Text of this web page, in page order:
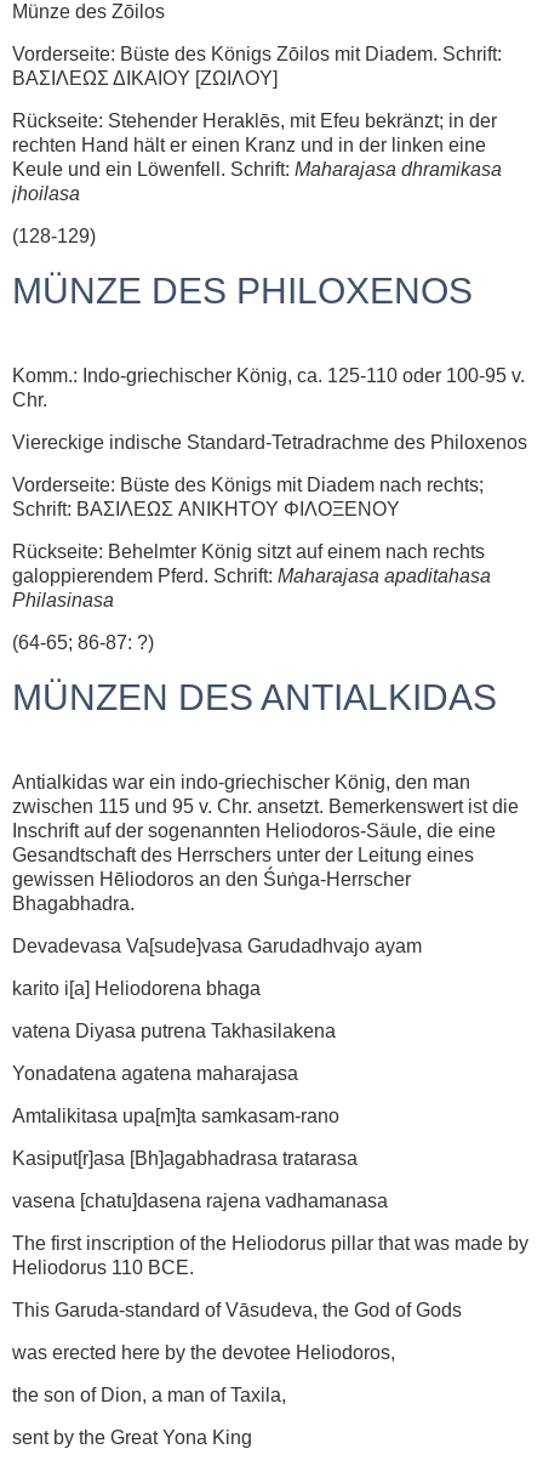
Münze des Zōilos
Vorderseite: Büste des Königs Zōilos mit Diadem. Schrift:
ΒΑΣΙΛΕΩΣ ΔΙΚAIOY [ΖΩIΛOY]
Rückseite: Stehender Heraklēs, mit Efeu bekränzt; in der
rechten Hand hält er einen Kranz und in der linken eine
Keule und ein Löwenfell. Schrift: Maharajasa dhramikasa
jhoilasa
(128-129)
MÜNZE DES PHILOXENOS
Komm.: Indo-griechischer König, ca. 125-110 oder 100-95 v.
Chr.
Viereckige indische Standard-Tetradrachme des Philoxenos
Vorderseite: Büste des Königs mit Diadem nach rechts;
Schrift: ΒΑΣΙΛΕΩΣ ANΙΚΗTOY ΦIΛOΞENOY
Rückseite: Behelmter König sitzt auf einem nach rechts
galoppierendem Pferd. Schrift: Maharajasa apaditahasa
Philasinasa
(64-65; 86-87: ?)
MÜNZEN DES ANTIALKIDAS
Antialkidas war ein indo-griechischer König, den man
zwischen 115 und 95 v. Chr. ansetzt. Bemerkenswert ist die
Inschrift auf der sogenannten Heliodoros-Säule, die eine
Gesandtschaft des Herrschers unter der Leitung eines
gewissen Hēliodoros an den Śuṅga-Herrscher
Bhagabhadra.
Devadevasa Va[sude]vasa Garudadhvajo ayam
karito i[a] Heliodorena bhaga
vatena Diyasa putrena Takhasilakena
Yonadatena agatena maharajasa
Amtalikitasa upa[m]ta samkasam-rano
Kasiput[r]asa [Bh]agabhadrasa tratarasa
vasena [chatu]dasena rajena vadhamanasa
The first inscription of the Heliodorus pillar that was made by
Heliodorus 110 BCE.
This Garuda-standard of Vāsudeva, the God of Gods
was erected here by the devotee Heliodoros,
the son of Dion, a man of Taxila,
sent by the Great Yona King